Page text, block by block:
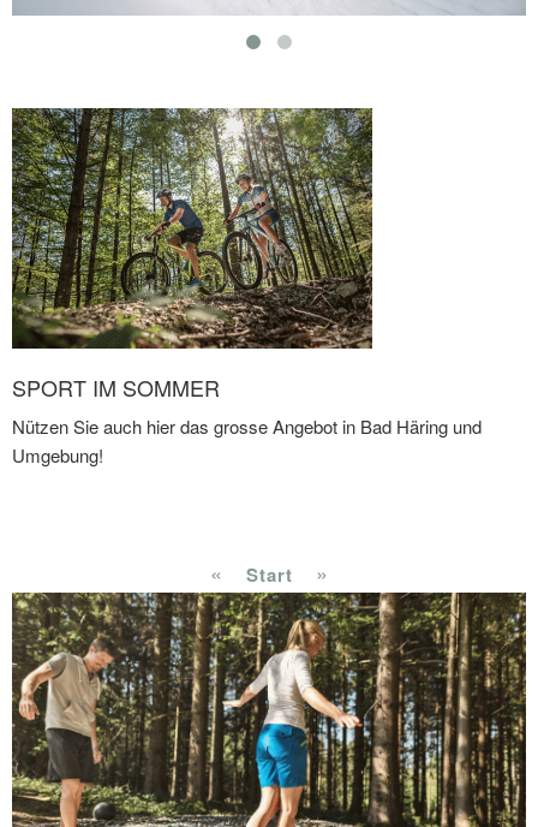
SPORT IM SOMMER
Nützen Sie auch hier das grosse Angebot in Bad Häring und
Umgebung!
« Start »